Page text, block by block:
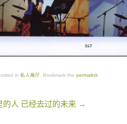
in 私人展厅 . Bookmark the permalink
的人 已经去过的未来 →